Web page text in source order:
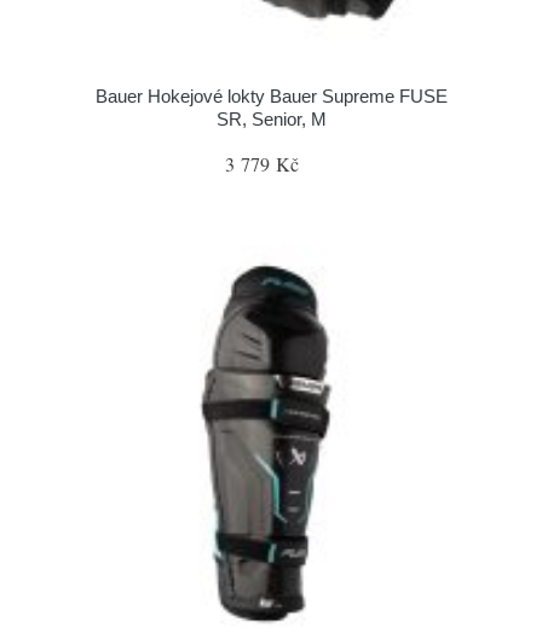
Bauer Hokejové lokty Bauer Supreme FUSE
SR, Senior, M
3 779 Kč